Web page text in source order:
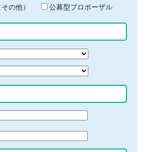
の他）
公募型プロポーザル